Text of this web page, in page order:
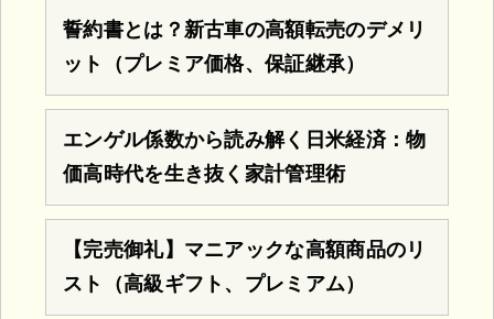
誓約書とは？新古車の高額転売のデメリ
ット（プレミア価格、保証継承）
エンゲル係数から読み解く日米経済：物
価高時代を生き抜く家計管理術
【完売御礼】マニアックな高額商品のリ
スト（高級ギフト、プレミアム）